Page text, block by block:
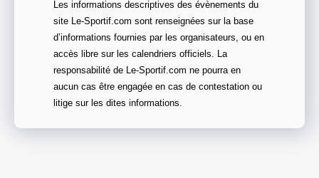
Les informations descriptives des évènements du
site Le-Sportif.com sont renseignées sur la base
d’informations fournies par les organisateurs, ou en
accès libre sur les calendriers officiels. La
responsabilité de Le-Sportif.com ne pourra en
aucun cas être engagée en cas de contestation ou
litige sur les dites informations.